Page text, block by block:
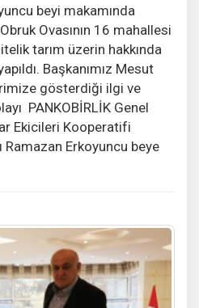
beyi makamında
Ovasının 16 mahallesi
tarım üzerin hakkında
Başkanımız Mesut
gösterdiği ilgi ve
PANKOBİRLİK Genel
Ekicileri Kooperatifi
Ramazan Erkoyuncu beye